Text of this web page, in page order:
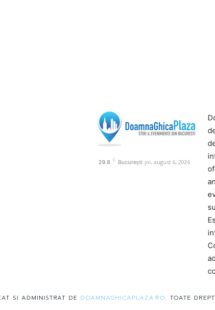
29.8 C București joi, august 6, 2026
SI ADMINISTRAT DE DOAMNAGHICAPLAZA.RO. TOATE